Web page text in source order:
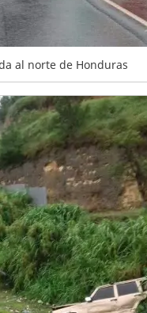
al norte de Honduras